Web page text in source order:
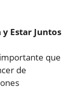
Estar Juntos
que
de